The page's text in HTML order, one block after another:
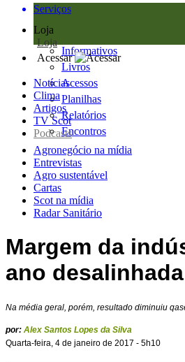
Serviços
Loja
Loja
Informativos
Livros
Acessos
Planilhas
Relatórios
Encontros
Acessar
Notícias
Clima
Artigos
TV Scot
Podcasts
Agronegócio na mídia
Entrevistas
Agro sustentável
Cartas
Scot na mídia
Radar Sanitário
Margem da
ano
Na média geral, porém, resultado diminuiu
por: Alex Santos Lopes da Silva
Quarta-feira, 4 de janeiro de 2017 - 5h10